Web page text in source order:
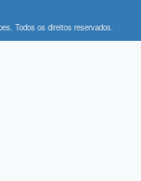
Todos os direitos reservados.